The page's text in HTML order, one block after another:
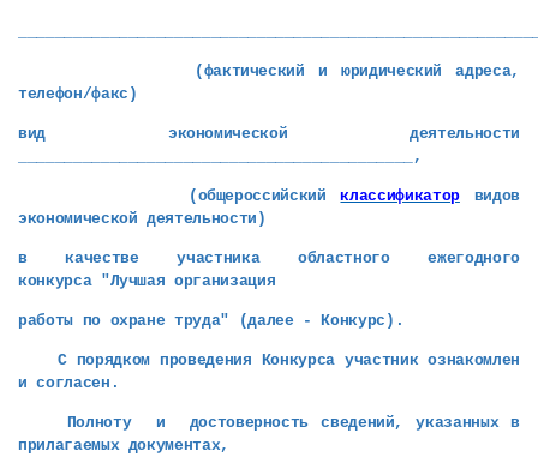
(фактический и юридический адреса,
телефон/факс)
вид экономической деятельности
___________________________________________,
(общероссийскийклассификаторвидов
экономической деятельности)
в качестве участника областного ежегодного
конкурса "Лучшая организация
работы по охране труда" (далее - Конкурс).
С порядком проведения Конкурса участник ознакомлен
и согласен.
Полноту и достоверность сведений, указанных в
прилагаемых документах,